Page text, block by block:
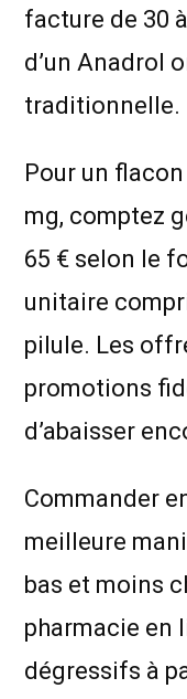
facture de 30
d’un Anadrol
traditionnelle.
Pour un
mg, comptez
65 € selon le
unitaire
pilule. Les
promotions
d’abaisser
Commander
meilleure
bas et moins
pharmacie en
dégressifs à